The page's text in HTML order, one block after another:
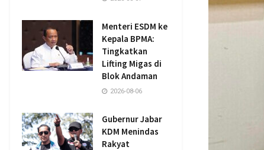
Menteri ESDM ke
Kepala BPMA:
Tingkatkan
Lifting Migas di
Blok Andaman
2026-08-06
Gubernur Jabar
KDM Menindas
Rakyat